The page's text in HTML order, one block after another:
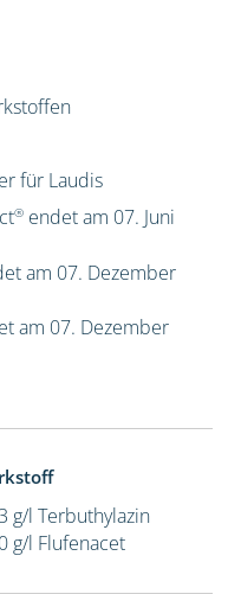
für Laudis
®endet am 07. Juni
am 07. Dezember
am 07. Dezember
g/l Terbuthylazin
g/l Flufenacet